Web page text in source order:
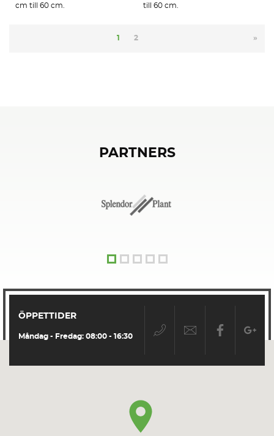
cm till 60 cm.
till 60 cm.
1 2 »
PARTNERS
ÖPPETTIDER
Måndag - Fredag: 08:00 - 16:30